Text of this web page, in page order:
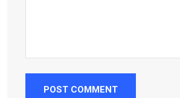
POST COMMENT